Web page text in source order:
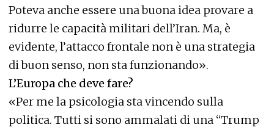
Poteva anche essere una buona idea provare a
ridurre le capacità militari dell’Iran. Ma, è
evidente, l’attacco frontale non è una strategia
di buon senso, non sta funzionando».
L’Europa che deve fare?
«Per me la psicologia sta vincendo sulla
politica. Tutti si sono ammalati di una “Trump